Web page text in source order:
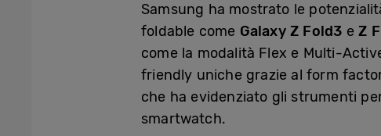
Samsung ha mostrato le
foldable come Galaxy Z Fold3 eZ
come la modalità Flex e Multi-
friendly uniche grazie al form
che ha evidenziato gli strumenti
smartwatch.